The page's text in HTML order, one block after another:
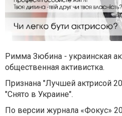
Римма Зюбина - украинская
общественная активистка.
Признана "Лучшей актрисой
"Снято в Украине".
По версии журнала «Фокус»